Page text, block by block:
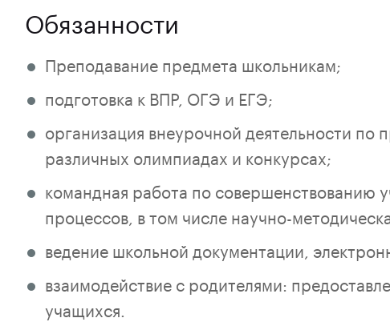
Обязанности
Преподавание предмета школьникам;
подготовка к ВПР, ОГЭ и ЕГЭ;
организация внеурочной деятельности по
различных олимпиадах и конкурсах;
командная работа по совершенствованию
процессов, в том числе научно-
ведение школьной документации,
взаимодействие с родителями:
учащихся.